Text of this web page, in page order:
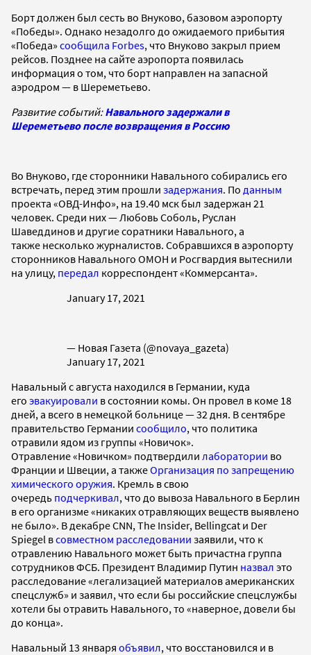
Борт должен был сесть во Внуково, базовом аэропорту
«Победы». Однако незадолго до ожидаемого прибытия
«Победа» сообщила Forbes, что Внуково закрыл прием
рейсов. Позднее на сайте аэропорта появилась
информация о том, что борт направлен на запасной
аэродром — в Шереметьево.
Развитие событий: Навального задержали в
Шереметьево после возвращения в Россию
Во Внуково, где сторонники Навального собирались его
встречать, перед этим прошли задержания. По данным
проекта «ОВД-Инфо», на 19.40 мск был задержан 21
человек. Среди них — Любовь Соболь, Руслан
Шаведдинов и другие соратники Навального, а
также несколько журналистов. Собравшихся в аэропорту
сторонников Навального ОМОН и Росгвардия вытеснили
на улицу, передал корреспондент «Коммерсанта».
January 17, 2021
— Новая Газета (@novaya_gazeta)
January 17, 2021
Навальный с августа находился в Германии, куда
его эвакуировали в состоянии комы. Он провел в коме 18
дней, а всего в немецкой больнице — 32 дня. В сентябре
правительство Германии сообщило, что политика
отравили ядом из группы «Новичок».
Отравление «Новичком» подтвердили лаборатории во
Франции и Швеции, а такжеОрганизация по запрещению
химического оружия. Кремль в свою
очередь подчеркивал, что до вывоза Навального в Берлин
в его организме «никаких отравляющих веществ выявлено
не было». В декабре CNN, The Insider, Bellingcat и Der
Spiegel всовместном расследовании заявили, что к
отравлению Навального может быть причастна группа
сотрудников ФСБ. Президент Владимир Путин назвал это
расследование «легализацией материалов американских
спецслужб» и заявил, что если бы российские спецслужбы
хотели бы отравить Навального, то «наверное, довели бы
до конца».
Навальный 13 января объявил, что восстановился и в